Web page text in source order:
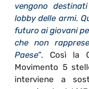
vengono
lobby delle armi.
futuro ai giovani
che non
Paese”. Così la
Movimento 5
interviene a